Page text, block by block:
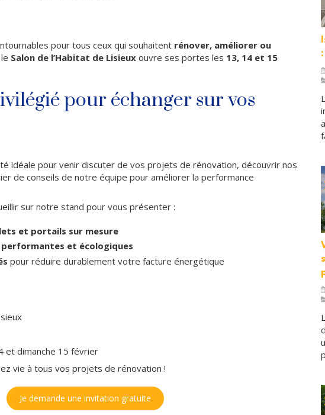
pour tous ceux qui souhaitent rénover, améliorer ou
Salon de l’Habitat de Lisieux ouvre ses portes les 13, 14 et 15
pour échanger sur vos
idéale pour venir discuter de vos projets de rénovation, découvrir nos
de conseils de notre équipe pour améliorer la performance
sur notre stand pour vous présenter :
et portails sur mesure
et écologiques
pour réduire durablement votre facture énergétique
et dimanche 15 février
vie à tous vos projets de rénovation !
Je demande une invitation gratuite